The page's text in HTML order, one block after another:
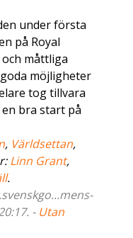
under första
på Royal
och måttliga
möjligheter
tog tillvara
bra start på
, Världsettan,
Linn Grant,
.
- Utan